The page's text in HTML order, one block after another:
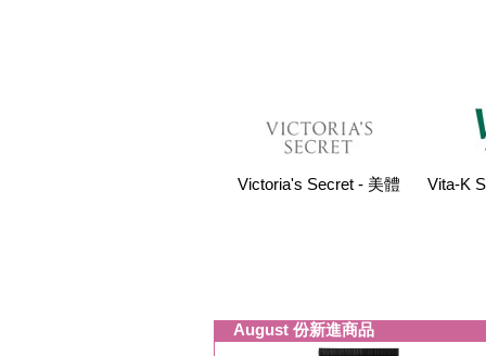
Victoria's Secret - 美體 Vita-K
August 份新進商品